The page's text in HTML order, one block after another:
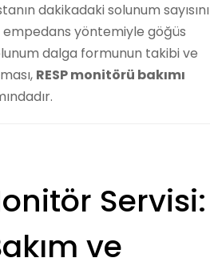
dakikadaki solunum sayısını
yöntemiyle göğüs
dalga formunun takibi ve
RESP monitörü bakımı
Servisi:
ve